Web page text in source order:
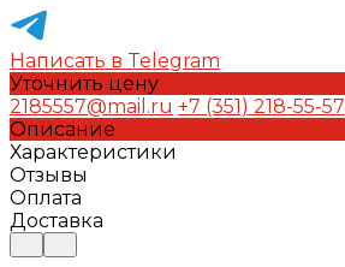
Написать в Telegram
Уточнить цену
2185557@mail.ru +7 (351) 218-55-57
Описание
Характеристики
Отзывы
Оплата
Доставка